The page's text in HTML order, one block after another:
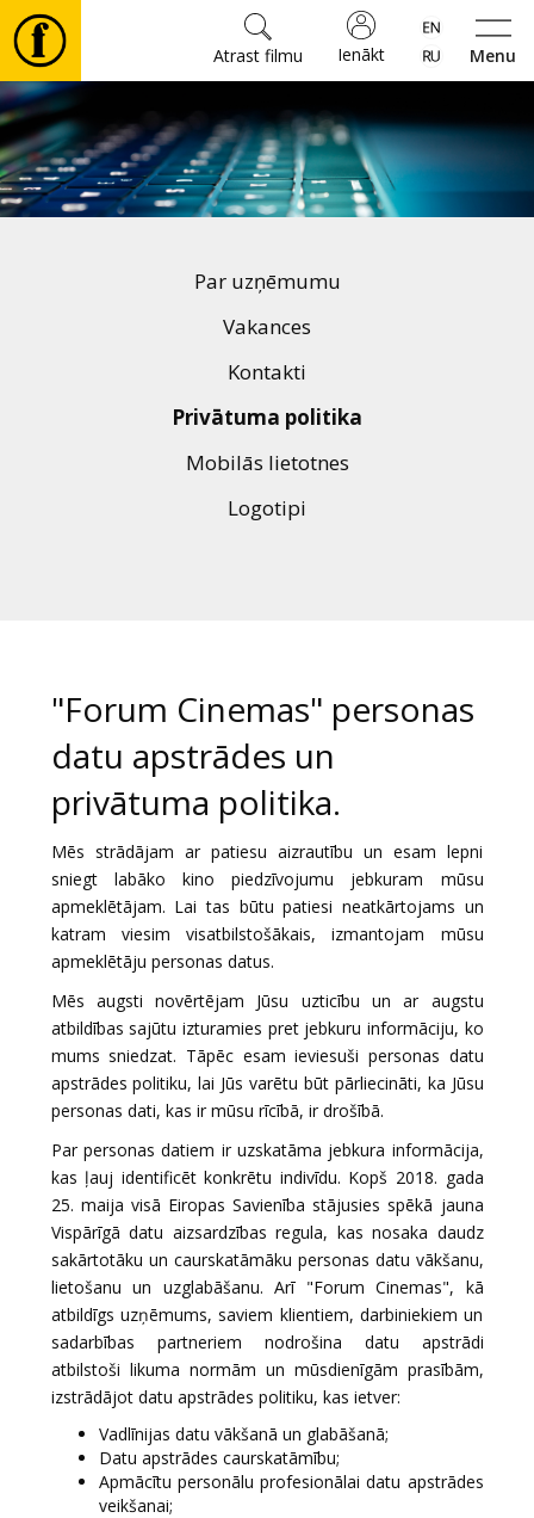
Menu
Ienākt
Atrast filmu
Filmas
🎵
B2B
Klubs
Par uzņēmumu
Vakances
Kontakti
Privātuma politika
Mobilās lietotnes
Logotipi
"Forum Cinemas" personas
datu apstrādes un
privātuma politika.
Mēs strādājam ar patiesu aizrautību un esam lepni
sniegt labāko kino piedzīvojumu jebkuram mūsu
apmeklētājam. Lai tas būtu patiesi neatkārtojams un
katram viesim visatbilstošākais, izmantojam mūsu
apmeklētāju personas datus.
Mēs augsti novērtējam Jūsu uzticību un ar augstu
atbildības sajūtu izturamies pret jebkuru informāciju, ko
mums sniedzat. Tāpēc esam ieviesuši personas datu
apstrādes politiku, lai Jūs varētu būt pārliecināti, ka Jūsu
personas dati, kas ir mūsu rīcībā, ir drošībā.
Par personas datiem ir uzskatāma jebkura informācija,
kas ļauj identificēt konkrētu indivīdu. Kopš 2018. gada
25. maija visā Eiropas Savienība stājusies spēkā jauna
Vispārīgā datu aizsardzības regula, kas nosaka daudz
sakārtotāku un caurskatāmāku personas datu vākšanu,
lietošanu un uzglabāšanu. Arī "Forum Cinemas", kā
atbildīgs uzņēmums, saviem klientiem, darbiniekiem un
sadarbības partneriem nodrošina datu apstrādi
atbilstoši likuma normām un mūsdienīgām prasībām,
izstrādājot datu apstrādes politiku, kas ietver:
Vadlīnijas datu vākšanā un glabāšanā;
Datu apstrādes caurskatāmību;
Apmācītu personālu profesionālai datu apstrādes
veikšanai;